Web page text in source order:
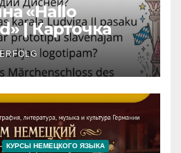
«Hallo
| Карточка
/ Schloss der
КУРСЫ НЕМЕЦКОГО ЯЗЫКА